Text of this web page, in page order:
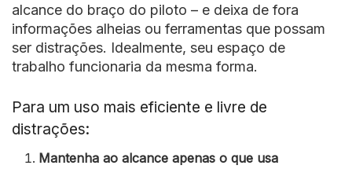
alcance do braço do piloto – e deixa de fora
informações alheias ou ferramentas que possam
ser distrações. Idealmente, seu espaço de
trabalho funcionaria da mesma forma.
Para um uso mais eficiente e livre de
distrações:
Mantenha ao alcance apenas o que usa